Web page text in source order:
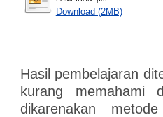
Download (2MB)
Hasil pembelajaran
kurang memahami
dikarenakan